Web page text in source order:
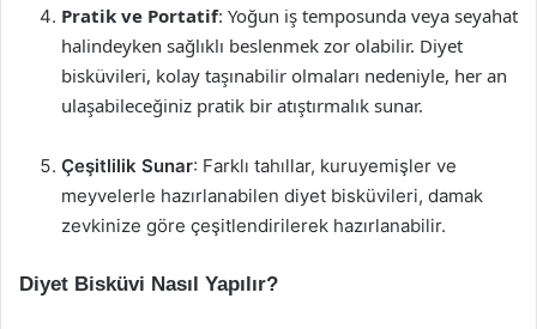
Pratik ve Portatif: Yoğun iş temposunda veya seyahat
halindeyken sağlıklı beslenmek zor olabilir. Diyet
bisküvileri, kolay taşınabilir olmaları nedeniyle, her an
ulaşabileceğiniz pratik bir atıştırmalık sunar.
Çeşitlilik Sunar: Farklı tahıllar, kuruyemişler ve
meyvelerle hazırlanabilen diyet bisküvileri, damak
zevkinize göre çeşitlendirilerek hazırlanabilir.
Diyet Bisküvi Nasıl Yapılır?